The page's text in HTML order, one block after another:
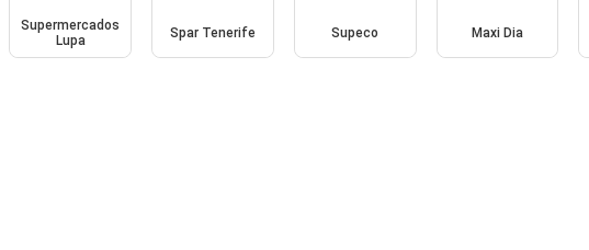
Supermercados
Lupa
Spar Tenerife Supeco Maxi Dia